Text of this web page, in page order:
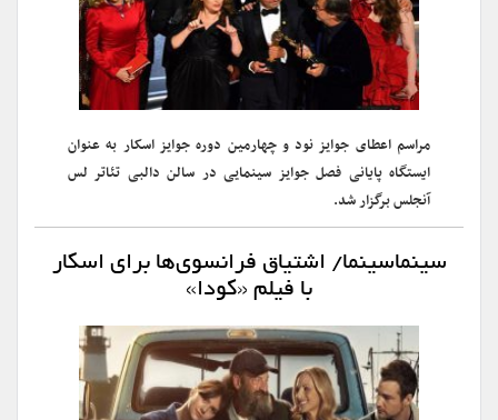
مراسم اعطای جوایز نود و چهارمین دوره جوایز اسکار به عنوان
ایستگاه پایانی فصل جوایز سینمایی در سالن دالبی تئاتر لس
آنجلس برگزار شد.
سینماسینما/ اشتیاق فرانسوی‌ها برای اسکار
با فیلم «کودا»